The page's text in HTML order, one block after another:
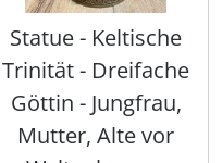
Statue - Keltische
Trinität - Dreifache
Göttin - Jungfrau,
Mutter, Alte vor